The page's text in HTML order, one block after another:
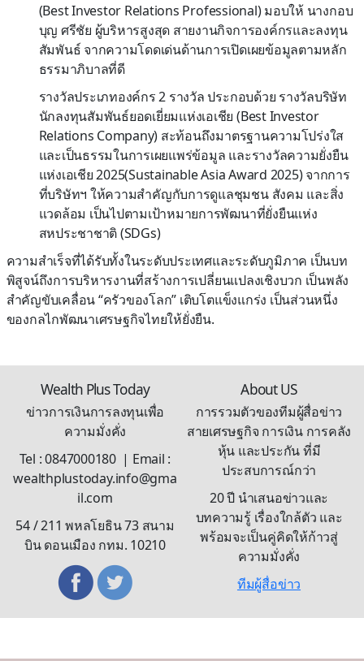
(Best Investor Relations Professional) มอบให้ นางกอบ
บุญ ศรีชัย ผู้บริหารสูงสุด สายงานกิจการองค์กรและลงทุน
สัมพันธ์ จากความโดดเด่นด้านการเปิดเผยข้อมูลตามหลัก
ธรรมาภิบาลที่ดี
รางวัลประเภทองค์กร 2 รางวัล ประกอบด้วย รางวัลบริษัท
นักลงทุนสัมพันธ์ยอดเยี่ยมแห่งเอเชีย (Best Investor
Relations Company) สะท้อนถึงมาตรฐานความโปร่งใส
และเป็นธรรมในการเผยแพร่ข้อมูล และรางวัลความยั่งยืน
แห่งเอเชีย 2025(Sustainable Asia Award 2025) จากการ
ที่บริษัทฯ ให้ความสำคัญกับการดูแลชุมชน สังคม และสิ่ง
แวดล้อม เป็นไปตามเป้าหมายการพัฒนาที่ยั่งยืนแห่ง
สหประชาชาติ (SDGs)
ความสำเร็จที่ได้รับทั้งในระดับประเทศและระดับภูมิภาค เป็นบท
พิสูจน์ถึงการบริหารงานที่สร้างการเปลี่ยนแปลงเชิงบวก เป็นพลัง
สำคัญขับเคลื่อน “ครัวของโลก” เติบโตแข็งแกร่ง เป็นส่วนหนึ่ง
ของกลไกพัฒนาเศรษฐกิจไทยให้ยั่งยืน.
Wealth Plus Today
ข่าวการเงินการลงทุนเพื่อ
ความมั่งคั่ง
Tel : 0847000180 | Email :
wealthplustoday.info@gma
il.com
54 / 211 พหลโยธิน 73 สนาม
บิน ดอนเมือง กทม. 10210
About US
การรวมตัวของทีมผู้สื่อข่าว
สายเศรษฐกิจ การเงิน การคลัง
หุ้น และประกัน ที่มี
ประสบการณ์กว่า
20 ปี นำเสนอข่าวและ
บทความรู้ เรื่องใกล้ตัว และ
พร้อมจะเป็นคู่คิดให้ก้าวสู่
ความมั่งคั่ง
ทีมผู้สื่อข่าว